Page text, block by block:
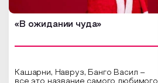
«В ожидании чуда»
Кашарни, Навруз, Банго Васил –